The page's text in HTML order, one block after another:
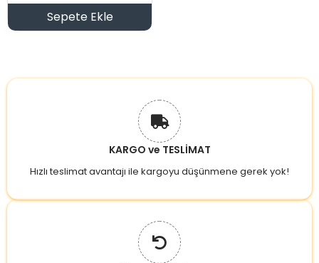
Sepete Ekle
KARGO ve TESLİMAT
Hızlı teslimat avantajı ile kargoyu düşünmene gerek yok!